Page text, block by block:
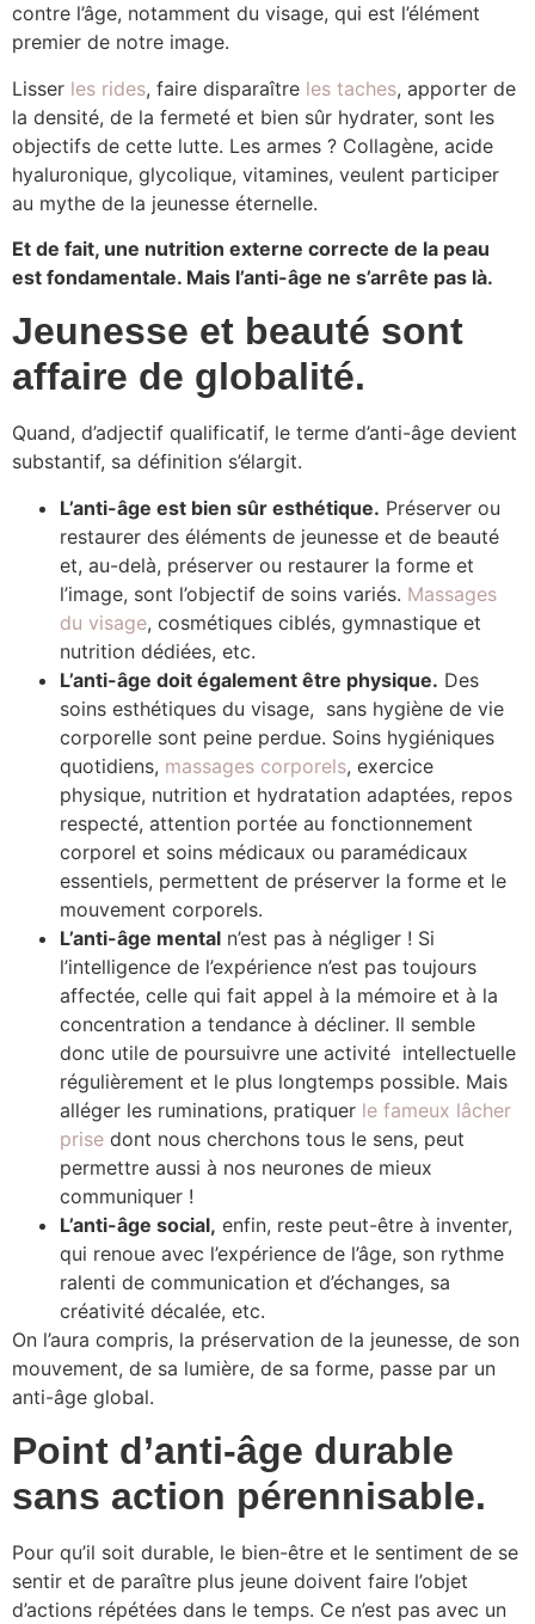
contre l’âge, notamment du visage, qui est l’élément
premier de notre image.
Lisser les rides, faire disparaître les taches, apporter de
la densité, de la fermeté et bien sûr hydrater, sont les
objectifs de cette lutte. Les armes ? Collagène, acide
hyaluronique, glycolique, vitamines, veulent participer
au mythe de la jeunesse éternelle.
Et de fait, une nutrition externe correcte de la peau
est fondamentale. Mais l’anti-âge ne s’arrête pas là.
Jeunesse et beauté sont
affaire de globalité.
Quand, d’adjectif qualificatif, le terme d’anti-âge devient
substantif, sa définition s’élargit.
L’anti-âge est bien sûr esthétique. Préserver ou
restaurer des éléments de jeunesse et de beauté
et, au-delà, préserver ou restaurer la forme et
l’image, sont l’objectif de soins variés. Massages
du visage, cosmétiques ciblés, gymnastique et
nutrition dédiées, etc.
L’anti-âge doit également être physique. Des
soins esthétiques du visage, sans hygiène de vie
corporelle sont peine perdue. Soins hygiéniques
quotidiens, massages corporels, exercice
physique, nutrition et hydratation adaptées, repos
respecté, attention portée au fonctionnement
corporel et soins médicaux ou paramédicaux
essentiels, permettent de préserver la forme et le
mouvement corporels.
L’anti-âge mental n’est pas à négliger ! Si
l’intelligence de l’expérience n’est pas toujours
affectée, celle qui fait appel à la mémoire et à la
concentration a tendance à décliner. Il semble
donc utile de poursuivre une activité intellectuelle
régulièrement et le plus longtemps possible. Mais
alléger les ruminations, pratiquer le fameux lâcher
prise dont nous cherchons tous le sens, peut
permettre aussi à nos neurones de mieux
communiquer !
L’anti-âge social, enfin, reste peut-être à inventer,
qui renoue avec l’expérience de l’âge, son rythme
ralenti de communication et d’échanges, sa
créativité décalée, etc.
On l’aura compris, la préservation de la jeunesse, de son
mouvement, de sa lumière, de sa forme, passe par un
anti-âge global.
Point d’anti-âge durable
sans action pérennisable.
Pour qu’il soit durable, le bien-être et le sentiment de se
sentir et de paraître plus jeune doivent faire l’objet
d’actions répétées dans le temps. Ce n’est pas avec un